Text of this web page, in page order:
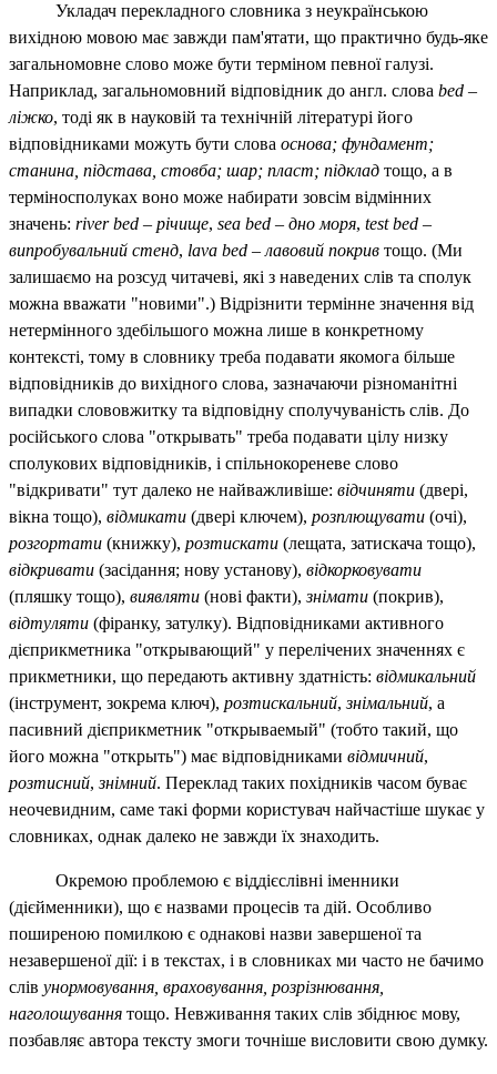
Укладач перекладного словника з неукраїнською
вихідною мовою має завжди пам'ятати, що практично будь-яке
загальномовне слово може бути терміном певної галузі.
Наприклад, загальномовний відповідник до англ. слова bed –
ліжко, тоді як в науковій та технічній літературі його
відповідниками можуть бути слова основа; фундамент;
станина, підстава, стовба; шар; пласт; підклад тощо, а в
терміносполуках воно може набирати зовсім відмінних
значень: river bed – річище, sea bed – дно моря, test bed –
випробувальний стенд, lava bed – лавовий покрив тощо. (Ми
залишаємо на розсуд читачеві, які з наведених слів та сполук
можна вважати "новими".) Відрізнити термінне значення від
нетермінного здебільшого можна лише в конкретному
контексті, тому в словнику треба подавати якомога більше
відповідників до вихідного слова, зазначаючи різноманітні
випадки слововжитку та відповідну сполучуваність слів. До
російського слова "открывать" треба подавати цілу низку
сполукових відповідників, і спільнокореневе слово
"відкривати" тут далеко не найважливіше: відчиняти (двері,
вікна тощо), відмикати (двері ключем), розплющувати (очі),
розгортати (книжку), розтискати (лещата, затискача тощо),
відкривати (засідання; нову установу), відкорковувати
(пляшку тощо), виявляти (нові факти),знімати (покрив),
відтуляти (фіранку, затулку). Відповідниками активного
дієприкметника "открывающий" у перелічених значеннях є
прикметники, що передають активну здатність: відмикальний
(інструмент, зокрема ключ), розтискальний,знімальний, а
пасивний дієприкметник "открываемый" (тобто такий, що
його можна "открыть") має відповідниками відмичний,
розтисний,знімний. Переклад таких похідників часом буває
неочевидним, саме такі форми користувач найчастіше шукає у
словниках, однак далеко не завжди їх знаходить.
Окремою проблемою є віддієслівні іменники
(дієйменники), що є назвами процесів та дій. Особливо
поширеною помилкою є однакові назви завершеної та
незавершеної дії: і в текстах, і в словниках ми часто не бачимо
слів унормовування, враховування, розрізнювання,
наголошування тощо. Невживання таких слів збіднює мову,
позбавляє автора тексту змоги точніше висловити свою думку.